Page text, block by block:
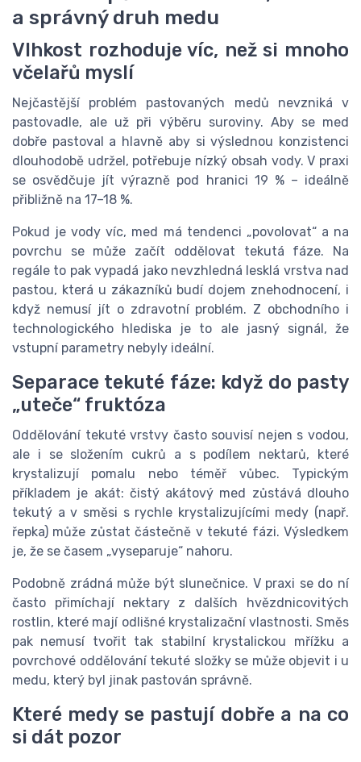
a správný druh medu
Vlhkost rozhoduje víc, než si mnoho
včelařů myslí
Nejčastější problém pastovaných medů nevzniká v
pastovadle, ale už při výběru suroviny. Aby se med
dobře pastoval a hlavně aby si výslednou konzistenci
dlouhodobě udržel, potřebuje nízký obsah vody. V praxi
se osvědčuje jít výrazně pod hranici 19 % – ideálně
přibližně na 17–18 %.
Pokud je vody víc, med má tendenci „povolovat“ a na
povrchu se může začít oddělovat tekutá fáze. Na
regále to pak vypadá jako nevzhledná lesklá vrstva nad
pastou, která u zákazníků budí dojem znehodnocení, i
když nemusí jít o zdravotní problém. Z obchodního i
technologického hlediska je to ale jasný signál, že
vstupní parametry nebyly ideální.
Separace tekuté fáze: když do pasty
„uteče“ fruktóza
Oddělování tekuté vrstvy často souvisí nejen s vodou,
ale i se složením cukrů a s podílem nektarů, které
krystalizují pomalu nebo téměř vůbec. Typickým
příkladem je akát: čistý akátový med zůstává dlouho
tekutý a v směsi s rychle krystalizujícími medy (např.
řepka) může zůstat částečně v tekuté fázi. Výsledkem
je, že se časem „vyseparuje“ nahoru.
Podobně zrádná může být slunečnice. V praxi se do ní
často přimíchají nektary z dalších hvězdnicovitých
rostlin, které mají odlišné krystalizační vlastnosti. Směs
pak nemusí tvořit tak stabilní krystalickou mřížku a
povrchové oddělování tekuté složky se může objevit i u
medu, který byl jinak pastován správně.
Které medy se pastují dobře a na co
si dát pozor